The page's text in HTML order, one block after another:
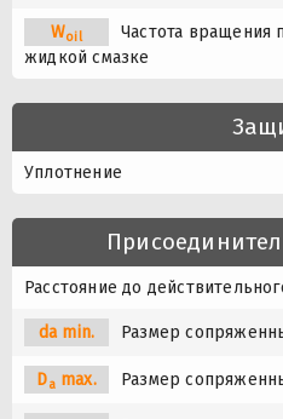
Woil
Частота вращения
жидкой смазке
Уплотнение
Расстояние до
da min. Размер
Damax. Размер